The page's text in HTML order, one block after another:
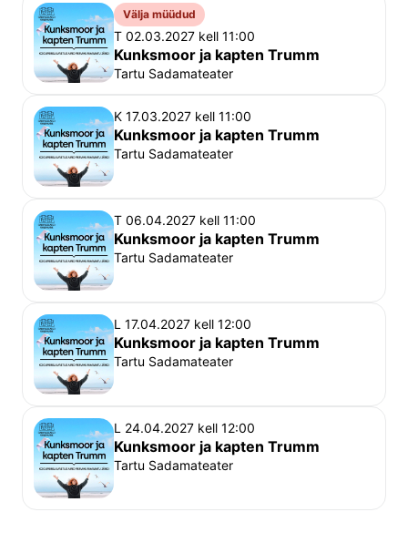
Välja müüdud
T 02.03.2027 kell 11:00
Kunksmoor ja kapten Trumm
Tartu Sadamateater
K 17.03.2027 kell 11:00
Kunksmoor ja kapten Trumm
Tartu Sadamateater
T 06.04.2027 kell 11:00
Kunksmoor ja kapten Trumm
Tartu Sadamateater
L 17.04.2027 kell 12:00
Kunksmoor ja kapten Trumm
Tartu Sadamateater
L 24.04.2027 kell 12:00
Kunksmoor ja kapten Trumm
Tartu Sadamateater